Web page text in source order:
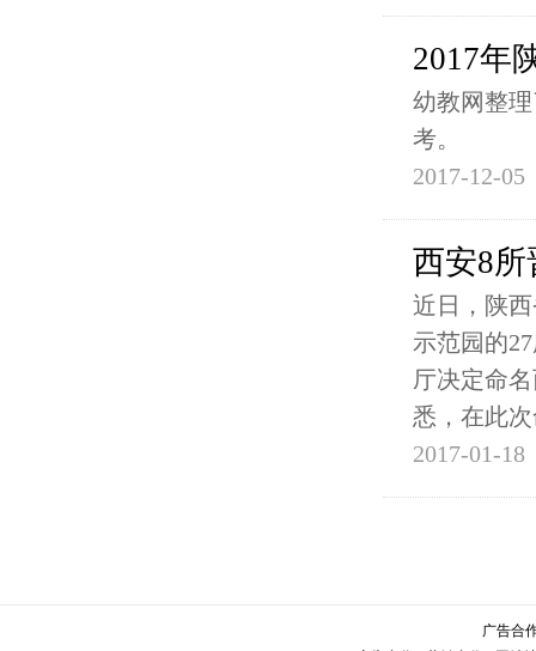
2017年
幼教网整
考。
2017-12-05
西安8
近日，陕
示范园的
厅决定命
悉，在此
2017-01-18
广告合